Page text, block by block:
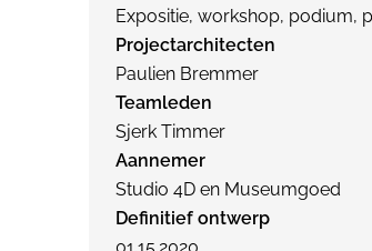
Expositie, workshop, podium,
Projectarchitecten
Paulien Bremmer
Teamleden
Sjerk Timmer
Aannemer
Studio 4D en Museumgoed
Definitief ontwerp